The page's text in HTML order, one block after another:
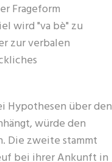
Frageform
wird "va bè" zu
zur verbalen
Hypothesen über den
würde den
Die zweite stammt
bei ihrer Ankunft in